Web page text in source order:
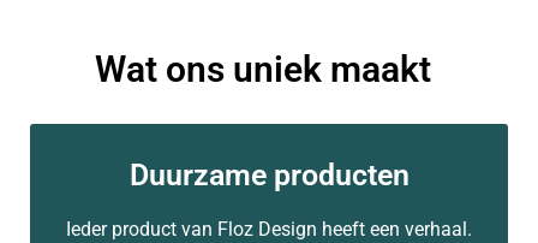
Wat ons uniek maakt
Duurzame producten
Ieder product van Floz Design heeft een verhaal.